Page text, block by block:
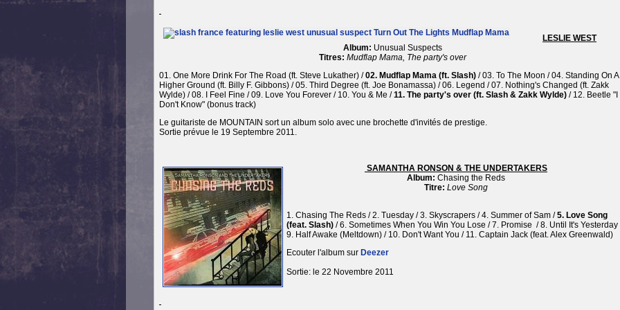
LESLIE WEST
Album: Unusual Suspects
Titres: Mudflap Mama, The party's over
01. One More Drink For The Road (ft. Steve Lukather) /02. Mudflap Mama (ft. Slash) / 03. To The Moon / 04. Standing On A
Higher Ground (ft. Billy F. Gibbons) / 05. Third Degree (ft. Joe Bonamassa) / 06. Legend / 07. Nothing's Changed (ft. Zakk
Wylde) / 08. I Feel Fine / 09. Love You Forever / 10. You & Me /11. The party's over (ft. Slash & Zakk Wylde) / 12. Beetle "I
Don't Know" (bonus track)
Le guitariste de MOUNTAIN sort un album solo avec une brochette d'invités de prestige.
Sortie prévue le 19 Septembre 2011.
SAMANTHA RONSON & THE UNDERTAKERS
Album: Chasing the Reds
Titre: Love Song
1. Chasing The Reds / 2. Tuesday / 3. Skyscrapers / 4. Summer of Sam /5. Love Song
(feat. Slash) / 6. Sometimes When You Win You Lose / 7. Promise / 8. Until It's Yesterday
9. Half Awake (Meltdown) / 10. Don't Want You / 11. Captain Jack (feat. Alex Greenwald)
Ecouter l'album sur Deezer
Sortie: le 22 Novembre 2011